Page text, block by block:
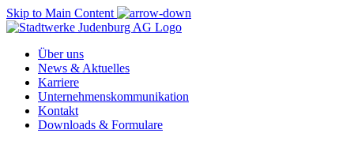
Skip to Main Content
Über uns
News & Aktuelles
Karriere
Unternehmenskommunikation
Kontakt
Downloads & Formulare